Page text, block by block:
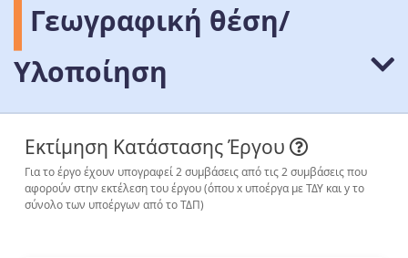
Γεωγραφική θέση/
Υλοποίηση
Εκτίμηση Κατάστασης Έργου
Για το έργο έχουν υπογραφεί 2 συμβάσεις από τις 2 συμβάσεις που
αφορούν στην εκτέλεση του έργου (όπου x υποέργα με ΤΔΥ και y το
σύνολο των υποέργων από το ΤΔΠ)